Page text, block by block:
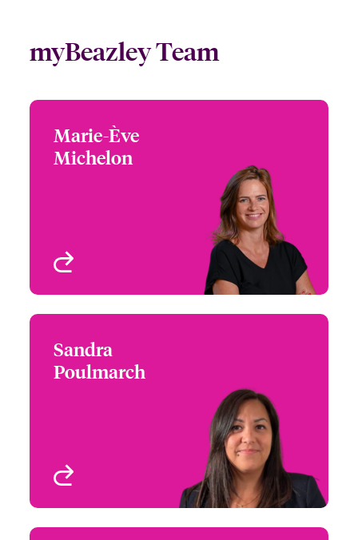
myBeazley Team
Marie-Ève
Michelon
Marie-Ève Michelon
Head of European
Underwriting – Beazley
Digital
Paris, France
+33 1 70 81 59 38
Sandra
Poulmarch
Paris, France
+33 1 70 81 59 56